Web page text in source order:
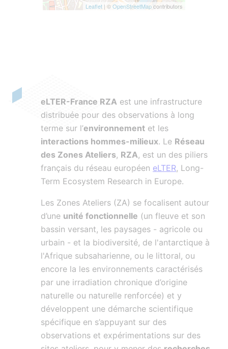
Leaflet | ©OpenStreetMapcontributors
eLTER-France RZA est une infrastructure
distribuée pour des observations à long
terme sur l’environnement et les
interactions hommes-milieux. Le Réseau
des Zones Ateliers, RZA, est un des piliers
français du réseau européen eLTER, Long-
Term Ecosystem Research in Europe.
Les Zones Ateliers (ZA) se focalisent autour
d’une unité fonctionnelle (un fleuve et son
bassin versant, les paysages - agricole ou
urbain - et la biodiversité, de l'antarctique à
l'Afrique subsaharienne, ou le littoral, ou
encore la les environnements caractérisés
par une irradiation chronique d’origine
naturelle ou naturelle renforcée) et y
développent une démarche scientifique
spécifique en s’appuyant sur des
observations et expérimentations sur des